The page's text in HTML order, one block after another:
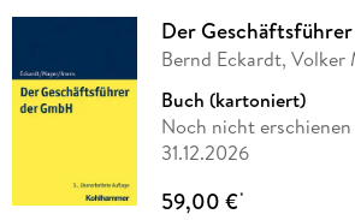
Der
Bernd Eckardt, Volker
Buch (kartoniert)
Noch nicht erschienen
31.12.2026
59,00 €*